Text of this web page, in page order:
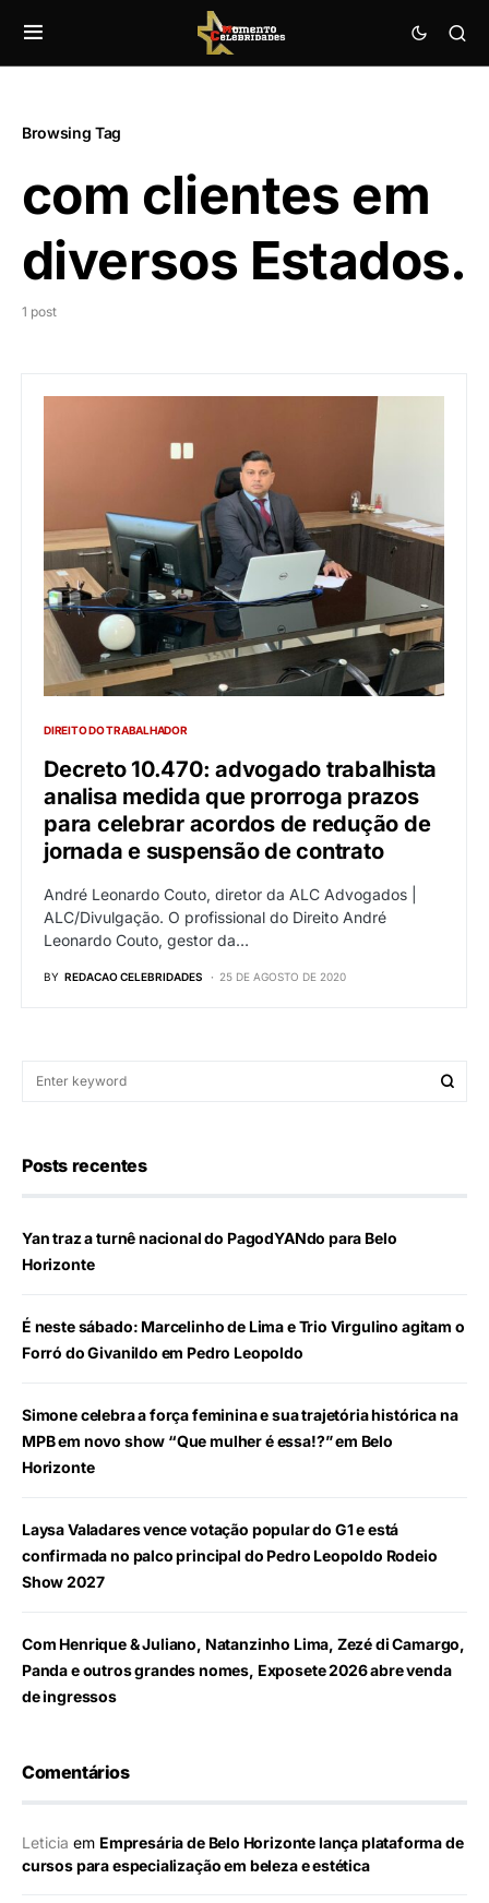
Browsing Tag
com clientes em
diversos Estados.
1 post
DIREITO DO TRABALHADOR
Decreto 10.470: advogado trabalhista
analisa medida que prorroga prazos
para celebrar acordos de redução de
jornada e suspensão de contrato
André Leonardo Couto, diretor da ALC Advogados |
ALC/Divulgação. O profissional do Direito André
Leonardo Couto, gestor da…
BY REDACAO CELEBRIDADES 25 DE AGOSTO DE 2020
Posts recentes
Yan traz a turnê nacional do PagodYANdo para Belo
Horizonte
É neste sábado: Marcelinho de Lima e Trio Virgulino agitam o
Forró do Givanildo em Pedro Leopoldo
Simone celebra a força feminina e sua trajetória histórica na
MPB em novo show “Que mulher é essa!?” em Belo
Horizonte
Laysa Valadares vence votação popular do G1 e está
confirmada no palco principal do Pedro Leopoldo Rodeio
Show 2027
Com Henrique & Juliano, Natanzinho Lima, Zezé di Camargo,
Panda e outros grandes nomes, Exposete 2026 abre venda
de ingressos
Comentários
Leticia em Empresária de Belo Horizonte lança plataforma de
cursos para especialização em beleza e estética